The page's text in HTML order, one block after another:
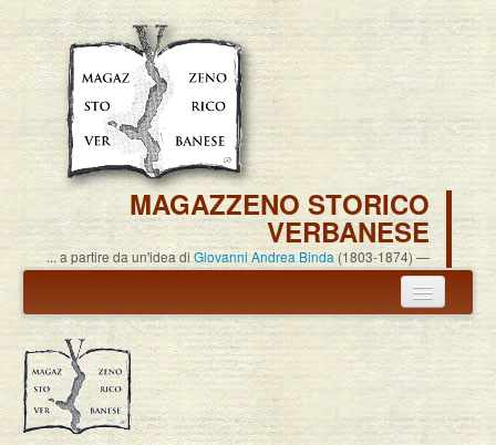
MAGAZZENO STORICO
VERBANESE
... a partire da un'idea di Giovanni Andrea Binda (1803-1874)
Annuncio termine attività
Carlo Alessandro Pisoni
Associazione